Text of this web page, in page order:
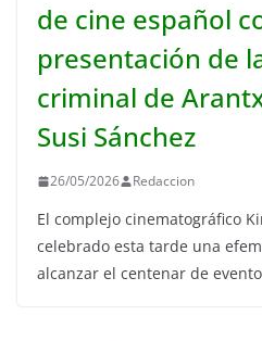
de cine español
presentación de
criminal de
Susi Sánchez
26/05/2026 Redaccion
El complejo cinematográfico
celebrado esta tarde una
alcanzar el centenar de